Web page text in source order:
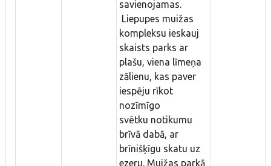
savienojamas.
Liepupes muižas
kompleksu ieskauj
skaists parks ar
plašu, viena līmeņa
zālienu, kas paver
iespēju rīkot
nozīmīgo
svētku notikumu
brīvā dabā, ar
brīnišķīgu skatu uz
ezeru. Muižas parkā